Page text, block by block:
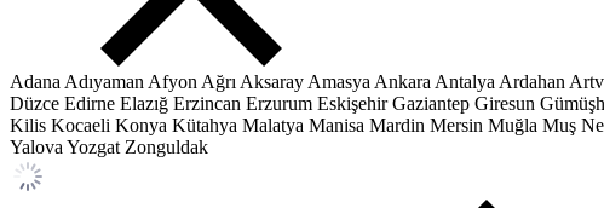
Adana Adıyaman Afyon Ağrı Aksaray Amasya Ankara Antalya Ardahan
Düzce Edirne Elazığ Erzincan Erzurum Eskişehir Gaziantep Giresun
Kilis Kocaeli Konya Kütahya Malatya Manisa Mardin Mersin Muğla Muş
Yalova Yozgat Zonguldak